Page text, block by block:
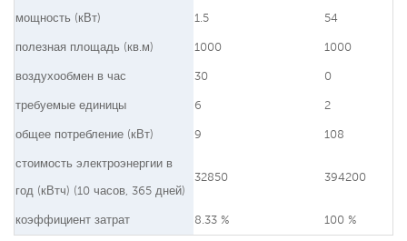
мощность (кВт) 1.5 54
полезная площадь (кв.м) 1000 1000
воздухообмен в час 30 0
требуемые единицы 6 2
общее потребление (кВт) 9 108
стоимость электроэнергии в
год (кВтч) (10 часов, 365 дней)
32850 394200
коэффициент затрат 8.33 % 100 %